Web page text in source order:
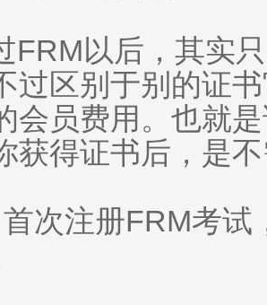
以后，其实
过区别于别的证
会员费用。也就
获得证书后，是
次注册FRM考试